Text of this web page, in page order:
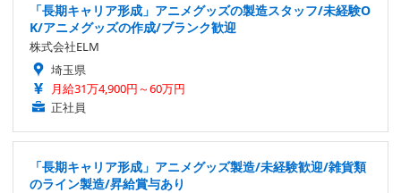
「長期キャリア形成」アニメグッズの製造スタッフ/未経験O
K/アニメグッズの作成/ブランク歓迎
株式会社ELM
埼玉県
月給31万4,900円～60万円
正社員
「長期キャリア形成」アニメグッズ製造/未経験歓迎/雑貨類
のライン製造/昇給賞与あり